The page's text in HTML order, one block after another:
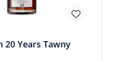
20 Years Tawny